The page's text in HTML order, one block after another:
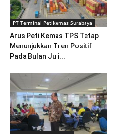
PT Terminal Petikemas Surabaya
Arus Peti Kemas TPS Tetap
Menunjukkan Tren Positif
Pada Bulan Juli...